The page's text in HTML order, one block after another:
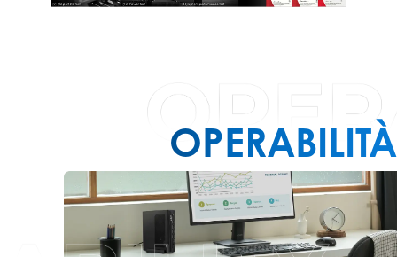
Precisione Affidabilità
OPERABILITÀ